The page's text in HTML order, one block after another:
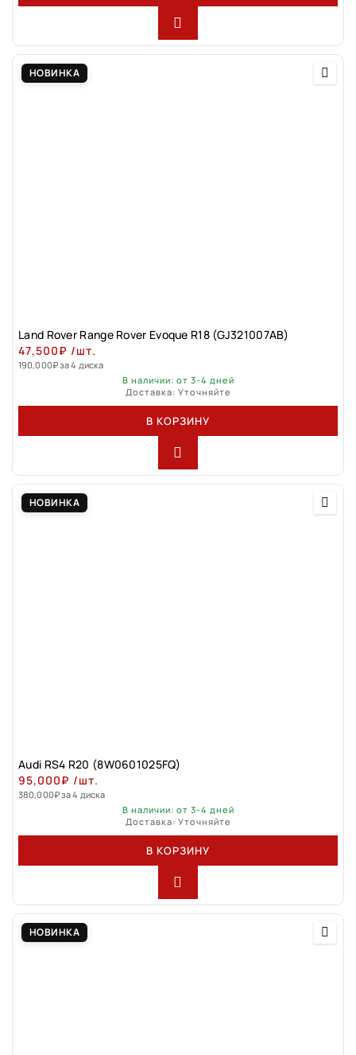
НОВИНКА
Land Rovеr Rаngе Rоver Evоque R18 (GJ321007АВ)
47,500₽ /шт.
190,000₽за 4 диска
В наличии: от 3-4 дней
Доставка: Уточняйте
В КОРЗИНУ
НОВИНКА
Audi RS4 R20 (8W0601025FQ)
95,000₽ /шт.
380,000₽за 4 диска
В наличии: от 3-4 дней
Доставка: Уточняйте
В КОРЗИНУ
НОВИНКА